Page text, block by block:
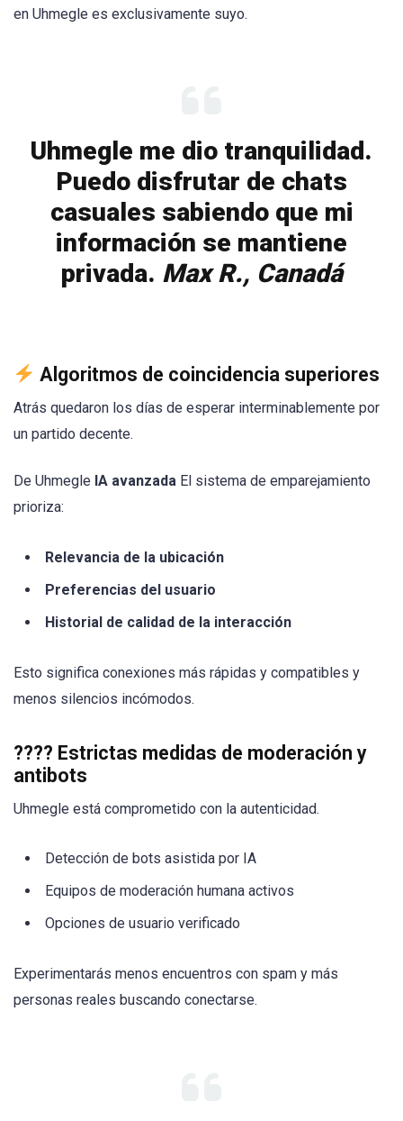
en Uhmegle es exclusivamente suyo.
Uhmegle me dio tranquilidad.
Puedo disfrutar de chats
casuales sabiendo que mi
información se mantiene
privada. Max R., Canadá
Algoritmos de coincidencia superiores
Atrás quedaron los días de esperar interminablemente por
un partido decente.
De Uhmegle IA avanzada El sistema de emparejamiento
prioriza:
Relevancia de la ubicación
Preferencias del usuario
Historial de calidad de la interacción
Esto significa conexiones más rápidas y compatibles y
menos silencios incómodos.
???? Estrictas medidas de moderación y
antibots
Uhmegle está comprometido con la autenticidad.
Detección de bots asistida por IA
Equipos de moderación humana activos
Opciones de usuario verificado
Experimentarás menos encuentros con spam y más
personas reales buscando conectarse.